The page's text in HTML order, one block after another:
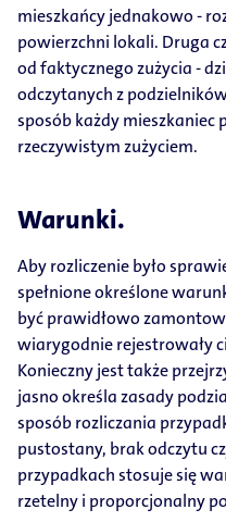
mieszkańcy jednakowo -
powierzchni lokali. Druga
od faktycznego zużycia -
odczytanych z
sposób każdy mieszkaniec
rzeczywistym zużyciem.
Warunki.
Aby rozliczenie było
spełnione określone
być prawidłowo
wiarygodnie rejestrowały
Konieczny jest także
jasno określa zasady
sposób rozliczania
pustostany, brak odczytu
przypadkach stosuje się
rzetelny i proporcjonalny